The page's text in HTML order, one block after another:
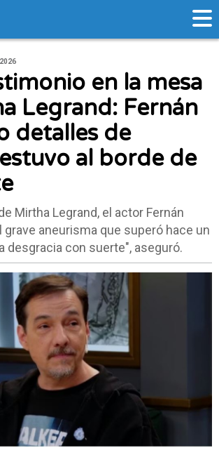
en la mesa
Legrand: Fernán
detalles de
al borde de
Mirtha Legrand, el actor Fernán
grave aneurisma que superó hace un
desgracia con suerte", aseguró.